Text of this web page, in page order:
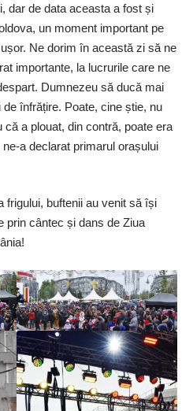
dar de data aceasta a fost și
un moment important pe
Ne dorim în această zi să ne
importante, la lucrurile care ne
Dumnezeu să ducă mai
înfrățire. Poate, cine știe, nu
a plouat, din contră, poate era
a declarat primarul orașului
frigului, buftenii au venit să își
prin cântec și dans de Ziua